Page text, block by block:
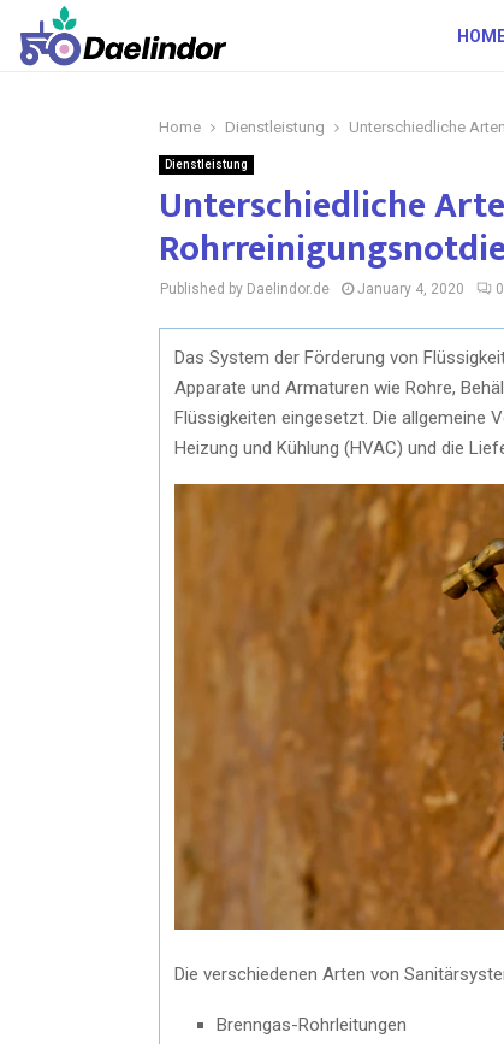
Home Dienstleistung Unterschiedliche
Dienstleistung
Unterschiedliche
Published by Daelindor.de January 4, 2020 0
Das System der Förderung von
Apparate und Armaturen wie Rohre,
Flüssigkeiten eingesetzt. Die allgemeine
Heizung und Kühlung (HVAC) und die
Die verschiedenen Arten von
Brenngas-Rohrleitungen